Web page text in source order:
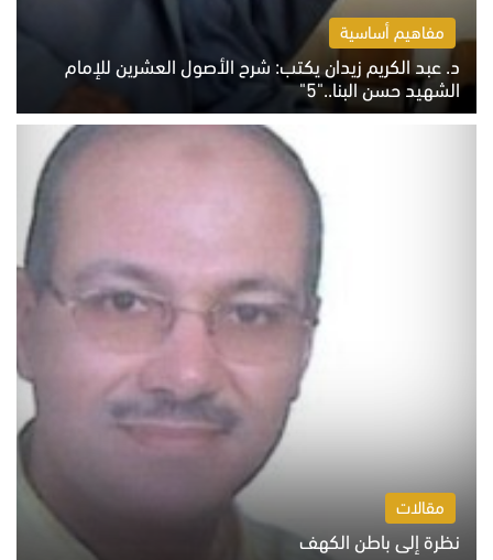
مفاهيم أساسية
د. عبد الكريم زيدان يكتب: شرح الأصول العشرين للإمام
الشهيد حسن البنا.."5"
السبت 8 أغسطس 2026 10:46 ص
مقالات
نظرة إلى باطن الكهف